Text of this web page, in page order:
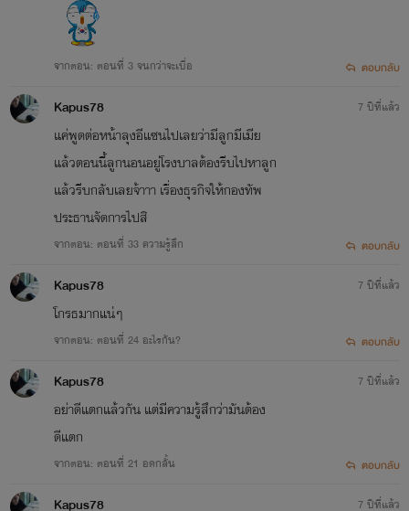
จากตอน: ตอนที่ 3 จนกว่าจะเบื่อ ตอบกลับ
Kapus78
แค่พูดต่อหน้าลุงอีแซนไปเลยว่ามีลูกมีเมีย
แล้วตอนนี้ลูกนอนอยู่โรงบาลต้องรีบไปหาลูก
แล้วรีบกลับเลยจ้าาา เรื่องธุรกิจให้กองทัพ
ประธานจัดการไปสิ
จากตอน: ตอนที่ 33 ความรู้สึก
7 ปีที่แล้ว
ตอบกลับ
Kapus78
โกรธมากแน่ๆ
จากตอน: ตอนที่ 24 อะไรกัน?
7 ปีที่แล้ว
ตอบกลับ
Kapus78
อย่าดีแตกแล้วกัน แต่มีความรู้สึกว่ามันต้อง
ดีแตก
จากตอน: ตอนที่ 21 อดกลั้น
7 ปีที่แล้ว
ตอบกลับ
Kapus78 7 ปีที่แล้ว